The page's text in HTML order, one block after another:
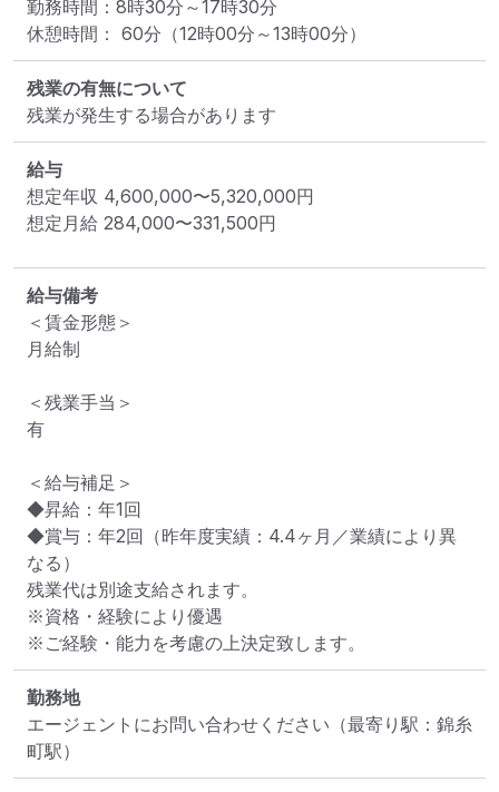
勤務時間：8時30分～17時30分
休憩時間： 60分（12時00分～13時00分）
残業の有無について
残業が発生する場合があります
給与
想定年収 4,600,000〜5,320,000円
想定月給 284,000〜331,500円
給与備考
＜賃金形態＞
月給制
＜残業手当＞
有
＜給与補足＞
◆昇給：年1回
◆賞与：年2回（昨年度実績：4.4ヶ月／業績により異
なる）
残業代は別途支給されます。
※資格・経験により優遇
※ご経験・能力を考慮の上決定致します。
勤務地
エージェントにお問い合わせください （最寄り駅：錦糸
町駅）